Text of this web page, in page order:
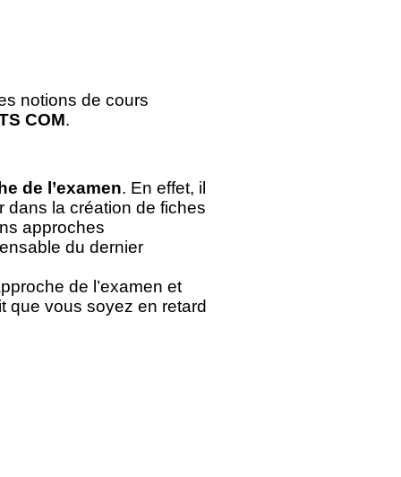
notions de cours
COM.
de l’examen. En effet, il
dans la création de fiches
approches
du dernier
de l’examen et
que vous soyez en retard